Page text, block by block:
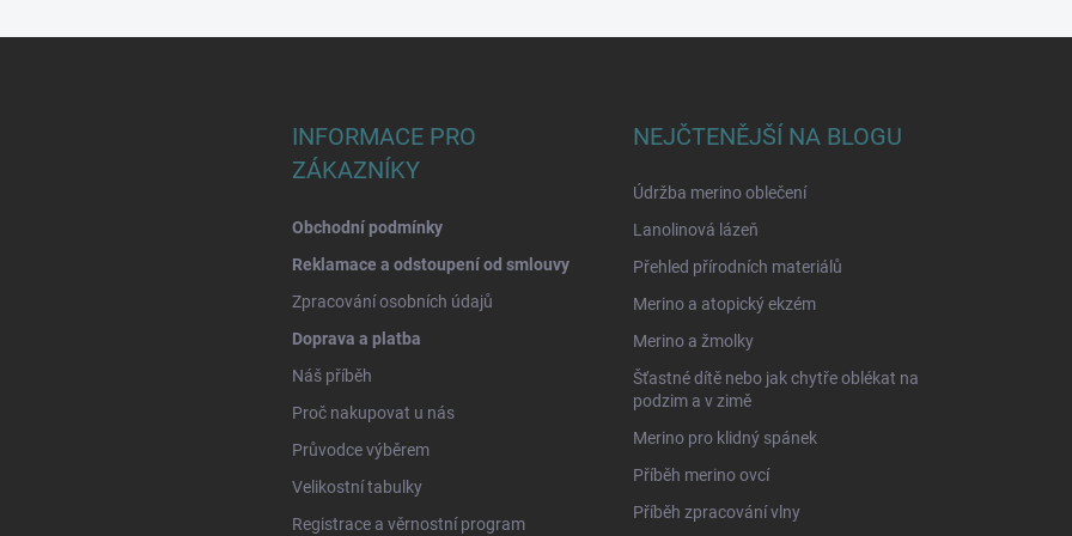
INFORMACE PRO
ZÁKAZNÍKY
Obchodní podmínky
Reklamace a odstoupení od smlouvy
Zpracování osobních údajů
Doprava a platba
Náš příběh
Proč nakupovat u nás
Průvodce výběrem
Velikostní tabulky
Registrace a věrnostní program
NEJČTENĚJŠÍ NA BLOGU
Údržba merino oblečení
Lanolinová lázeň
Přehled přírodních materiálů
Merino a atopický ekzém
Merino a žmolky
Šťastné dítě nebo jak chytře oblékat na
podzim a v zimě
Merino pro klidný spánek
Příběh merino ovcí
Příběh zpracování vlny